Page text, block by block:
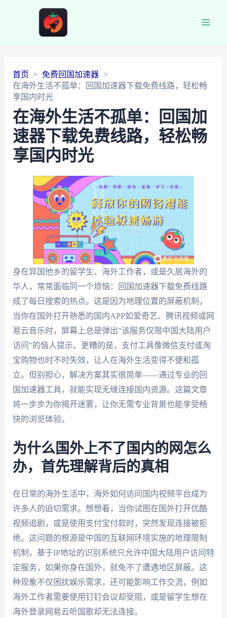
首页
免费回国加速器
在海外生活不孤单：回国加速器下载免费线路，轻松畅
享国内时光
在海外生活不孤单：回国加
速器下载免费线路，轻松畅
享国内时光
身在异国他乡的留学生、海外工作者，或是久居海外的
华人，常常面临同一个烦恼：回国加速器下载免费线路
成了每日搜索的热点。这是因为地理位置的屏蔽机制，
当你在国外打开熟悉的国内APP如爱奇艺、腾讯视频或网
易云音乐时，屏幕上总是弹出"该服务仅限中国大陆用户
访问"的恼人提示。更糟的是，支付工具像微信支付或淘
宝购物也时不时失效，让人在海外生活变得不便和孤
立。但别担心，解决方案其实很简单——通过专业的回
国加速器工具，就能实现无缝连接国内资源。这篇文章
将一步步为你揭开迷雾，让你无需专业背景也能享受畅
快的浏览体验。
为什么国外上不了国内的网怎么
办，首先理解背后的真相
在日常的海外生活中，海外如何访问国内视频平台成为
许多人的迫切需求。想想看，当你试图在国外打开优酷
视频追剧，或是使用支付宝付款时，突然发现连接被拒
绝。这问题的根源是中国的互联网环境实施的地理限制
机制，基于IP地址的识别系统只允许中国大陆用户访问特
定服务，如果你身在国外，就免不了遭遇地区屏蔽。这
种现象不仅困扰娱乐需求，还可能影响工作交流，例如
海外工作者需要使用钉钉会议却受阻，或是留学生想在
海外登录网易云听国歌却无法连接。